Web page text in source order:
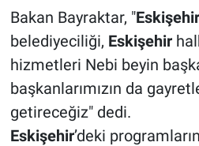
Bakan Bayraktar, "Eskişehir
belediyeciliği, Eskişehir
hizmetleri Nebi beyin
başkanlarımızın da
getireceğiz" dedi.
Eskişehir’deki
Magazin
Bilim ve Teknoloji